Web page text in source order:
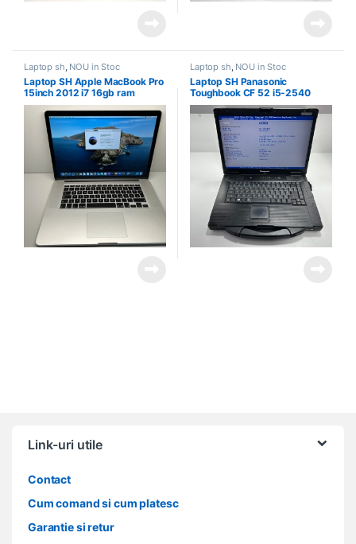
Laptop sh NOU in Stoc
Laptop SH Apple MacBook Pro
15inch 2012 i7 16gb ram
display retina
Laptop sh NOU in Stoc
Laptop SH Panasonic
Toughbook CF 52 i5-2540
RAM 8GB SSD 120GB aliaj de
magneziu diagnoza auto
Link-uri utile
Contact
Cum comand si cum platesc
Garantie si retur